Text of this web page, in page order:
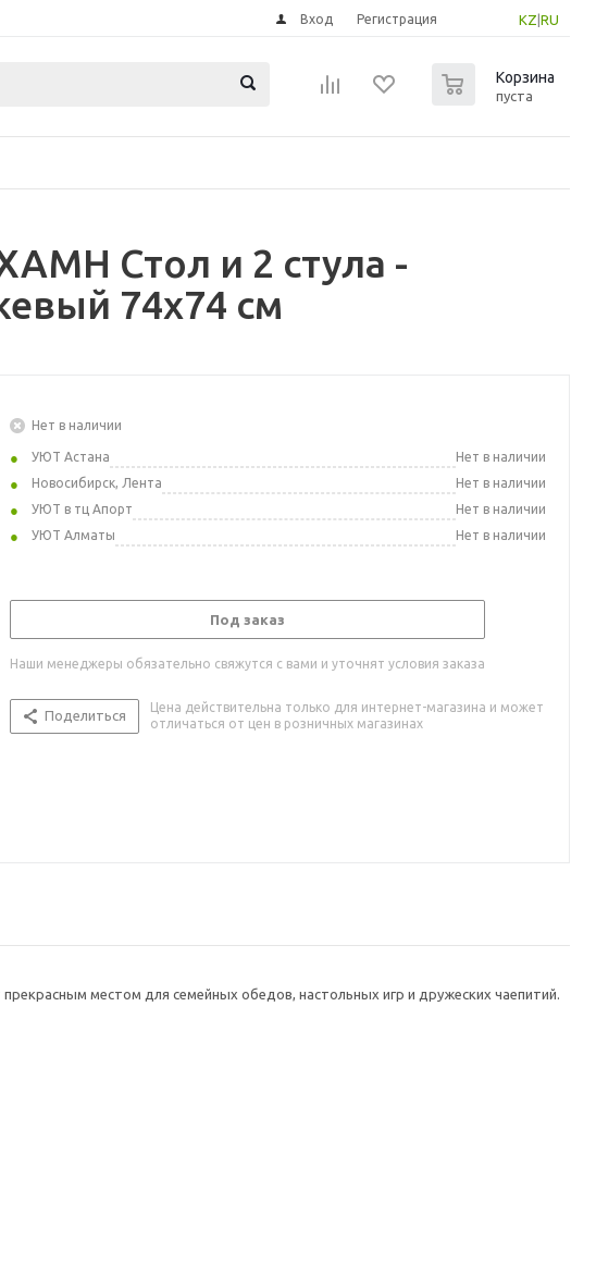
KZ RU
Вход Регистрация
Корзина
пуста
Стол и 2 стула -
74x74 см
Нет в наличии
УЮТ Астана
Нет в наличии
Новосибирск, Лента
Нет в наличии
УЮТ в тц Апорт
Нет в наличии
УЮТ Алматы
Нет в наличии
Под заказ
Наши менеджеры обязательно свяжутся с вами и уточнят условия заказа
Поделиться
Цена действительна только для интернет-магазина и может
отличаться от цен в розничных магазинах
местом для семейных обедов, настольных игр и дружеских чаепитий.